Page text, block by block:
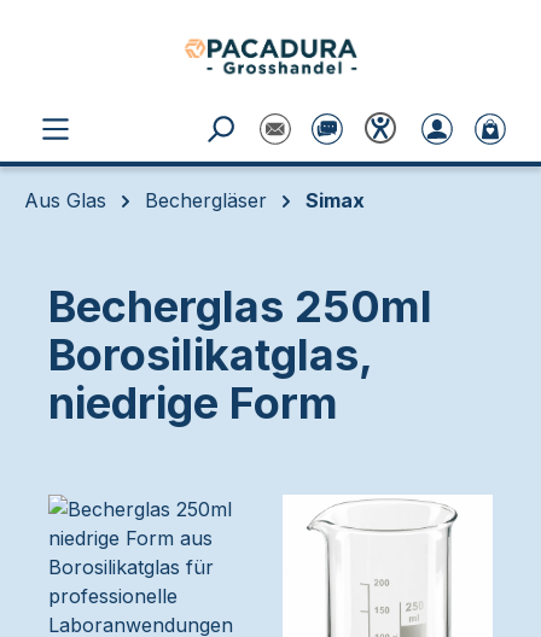
Aus Glas Bechergläser Simax
Becherglas 250ml
Borosilikatglas,
niedrige Form